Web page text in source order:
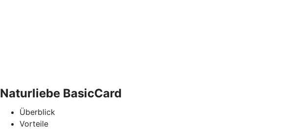
Naturliebe BasicCard
Überblick
Vorteile